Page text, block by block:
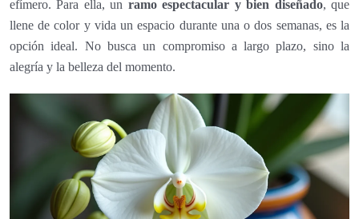
efímero. Para ella, un ramo espectacular y bien diseñado, que
llene de color y vida un espacio durante una o dos semanas, es la
opción ideal. No busca un compromiso a largo plazo, sino la
alegría y la belleza del momento.